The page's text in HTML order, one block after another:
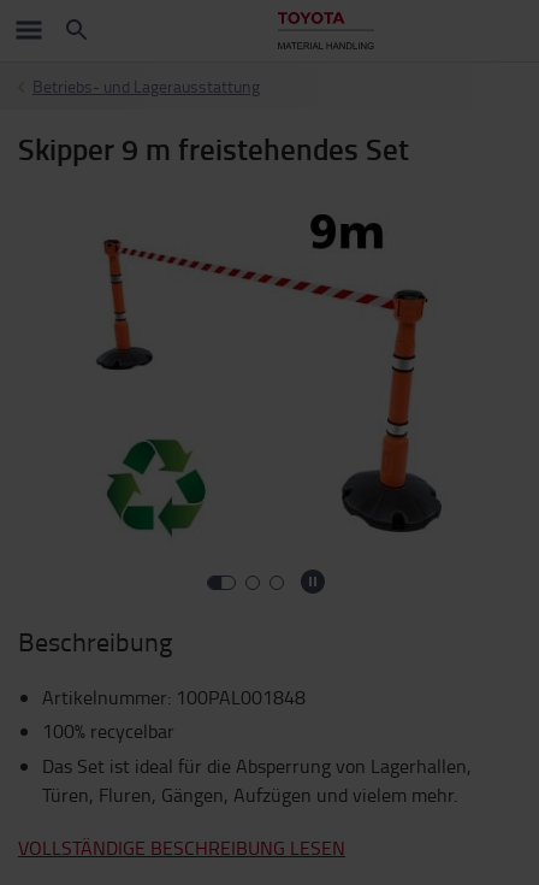
Betriebs- und Lagerausstattung
Skipper 9 m freistehendes Set
Beschreibung
Artikelnummer: 100PAL001848
100% recycelbar
Das Set ist ideal für die Absperrung von Lagerhallen,
Türen, Fluren, Gängen, Aufzügen und vielem mehr.
VOLLSTÄNDIGE BESCHREIBUNG LESEN